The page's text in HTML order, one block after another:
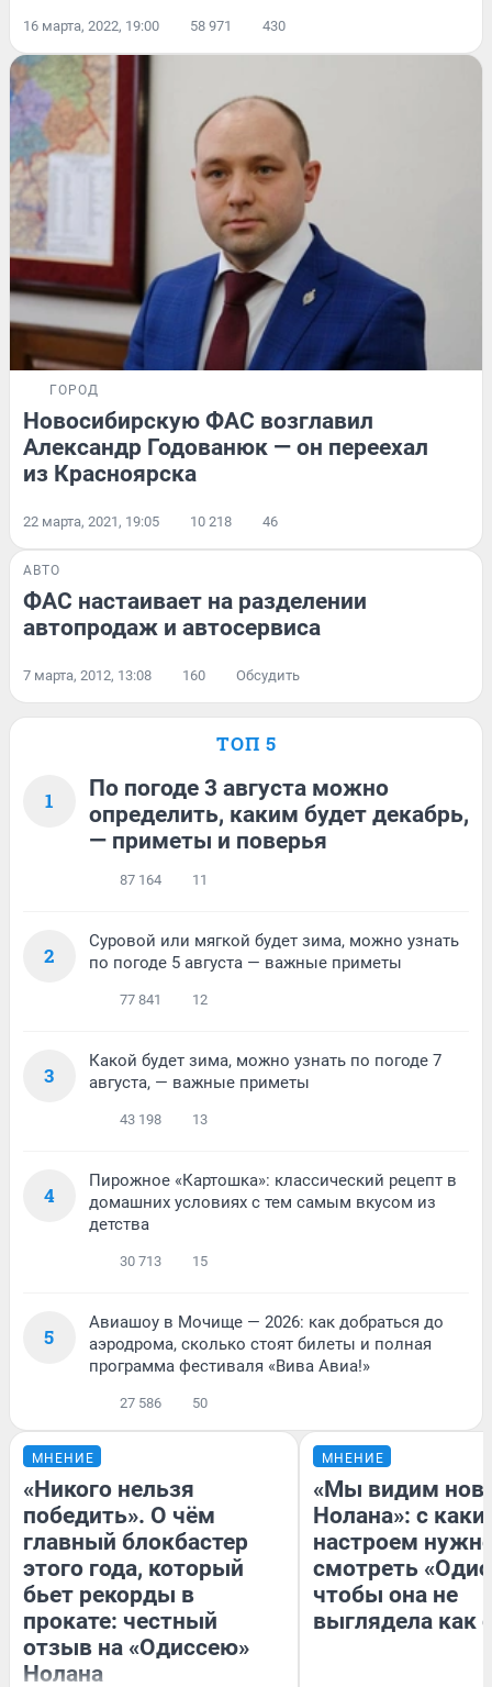
16 марта, 2022, 19:00 58 971 430
ГОРОД
Новосибирскую ФАС возглавил
Александр Годованюк — он переехал
из Красноярска
22 марта, 2021, 19:05 10 218 46
АВТО
ФАС настаивает на разделении
автопродаж и автосервиса
7 марта, 2012, 13:08 160 Обсудить
ТОП 5
1
По погоде 3 августа можно
определить, каким будет декабрь,
— приметы и поверья
87 164 11
2
Суровой или мягкой будет зима, можно узнать
по погоде 5 августа — важные приметы
77 841 12
3
Какой будет зима, можно узнать по погоде 7
августа, — важные приметы
43 198 13
4
Пирожное «Картошка»: классический рецепт в
домашних условиях с тем самым вкусом из
детства
30 713 15
5
Авиашоу в Мочище — 2026: как добраться до
аэродрома, сколько стоят билеты и полная
программа фестиваля «Вива Авиа!»
27 586 50
МНЕНИЕ
«Никого нельзя
победить». О чём
главный блокбастер
этого года, который
бьет рекорды в
прокате: честный
отзыв на «Одиссею»
Нолана
МНЕНИЕ
«Мы видим
Нолана»: с
настроем
смотреть
чтобы она не
выглядела как